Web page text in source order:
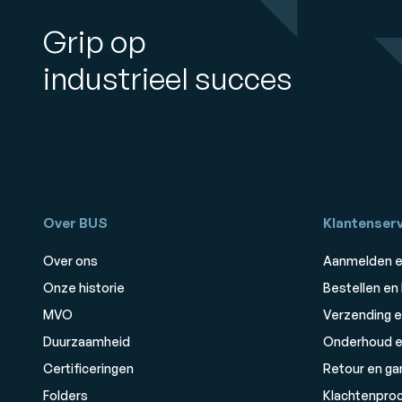
Grip op
industrieel succes
Over BUS
Over ons
Onze historie
MVO
Duurzaamheid
Certificeringen
Folders
Aanmelden
Bestellen
Verzending
Onderhoud
Retour en